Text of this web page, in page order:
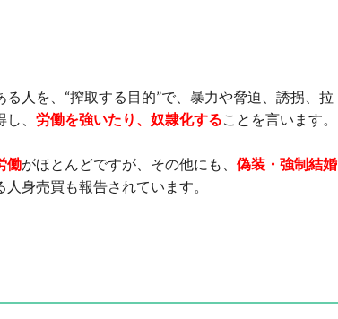
人を、“搾取する目的”で、暴力や脅迫、誘拐、拉
、 労働を強いたり、奴隷化する ことを言います。
働がほとんどですが、その他にも、 偽装・強制結婚
身売買も報告されています。